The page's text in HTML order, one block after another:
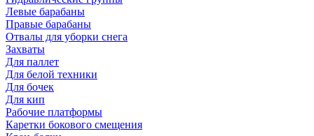
Левые барабаны
Правые барабаны
Отвалы для уборки снега
Захваты
Для паллет
Для белой техники
Для бочек
Для кип
Рабочие платформы
Каретки бокового смещения